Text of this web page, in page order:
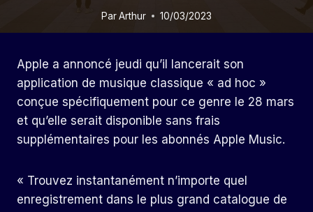
ParArthur 10/03/2023
Apple a annoncé jeudi qu’il lancerait son
application de musique classique « ad hoc »
conçue spécifiquement pour ce genre le 28 mars
et qu’elle serait disponible sans frais
supplémentaires pour les abonnés Apple Music.
« Trouvez instantanément n’importe quel
enregistrement dans le plus grand catalogue de